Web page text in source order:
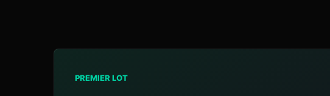
PREMIER LOT